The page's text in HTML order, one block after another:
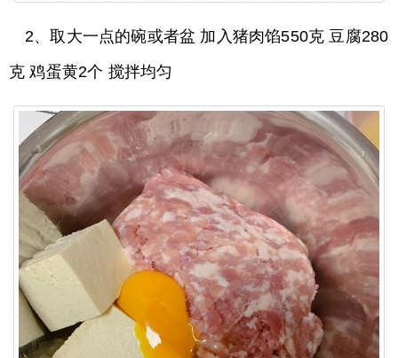
2、取大一点的碗或者盆 加入猪肉馅550克 豆腐280
克 鸡蛋黄2个 搅拌均匀